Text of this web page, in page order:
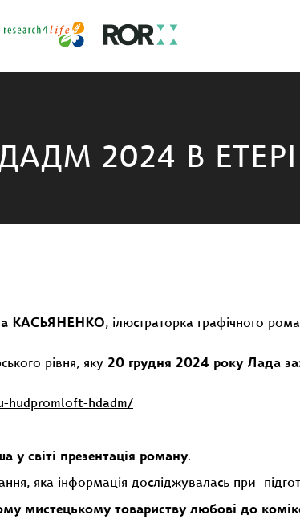
2024 В ЕТЕРІ
КАСЬЯНЕНКО, ілюстраторка графічного
рівня, яку 20 грудня 2024 року Лада
hudpromloft-hdadm/
у світі презентація роману.
яка інформація досліджувалась при
мистецькому товариству любові до